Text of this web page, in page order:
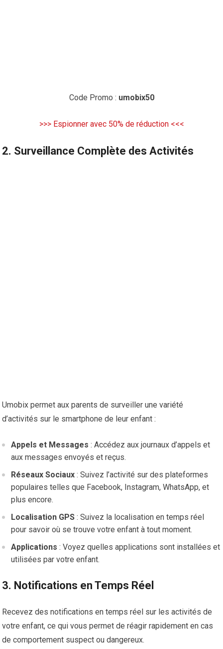
Code Promo : umobix50
>>> Espionner avec 50% de réduction <<<
2. Surveillance Complète des Activités
Umobix permet aux parents de surveiller une variété
d’activités sur le smartphone de leur enfant :
Appels et Messages : Accédez aux journaux d’appels et
aux messages envoyés et reçus.
Réseaux Sociaux : Suivez l’activité sur des plateformes
populaires telles que Facebook, Instagram, WhatsApp, et
plus encore.
Localisation GPS : Suivez la localisation en temps réel
pour savoir où se trouve votre enfant à tout moment.
Applications : Voyez quelles applications sont installées et
utilisées par votre enfant.
3. Notifications en Temps Réel
Recevez des notifications en temps réel sur les activités de
votre enfant, ce qui vous permet de réagir rapidement en cas
de comportement suspect ou dangereux.